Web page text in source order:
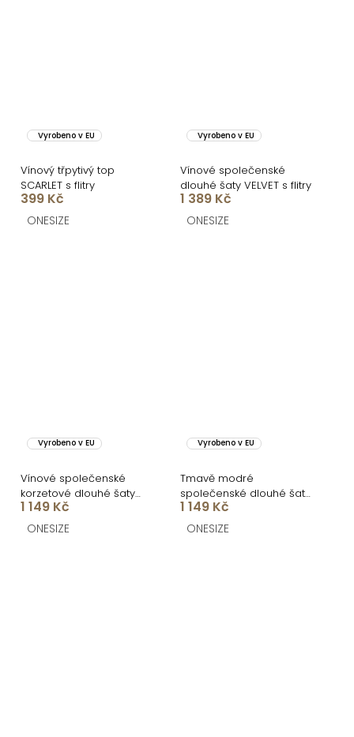
Vyrobeno v EU
Vínový třpytivý top
SCARLET s flitry
399 Kč
ONESIZE
Vyrobeno v EU
Vínové společenské
dlouhé šaty VELVET s flitry
1 389 Kč
ONESIZE
Vyrobeno v EU
Vínové společenské
korzetové dlouhé šaty
FAYELA
1 149 Kč
ONESIZE
Vyrobeno v EU
Tmavě modré
společenské dlouhé šaty
FAYELA
1 149 Kč
ONESIZE